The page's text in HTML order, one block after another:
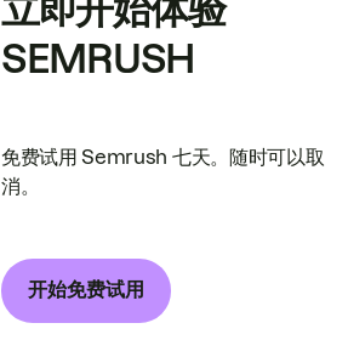
立即开始体验
SEMRUSH
免费试用 Semrush 七天。随时可以取
消。
开始免费试用